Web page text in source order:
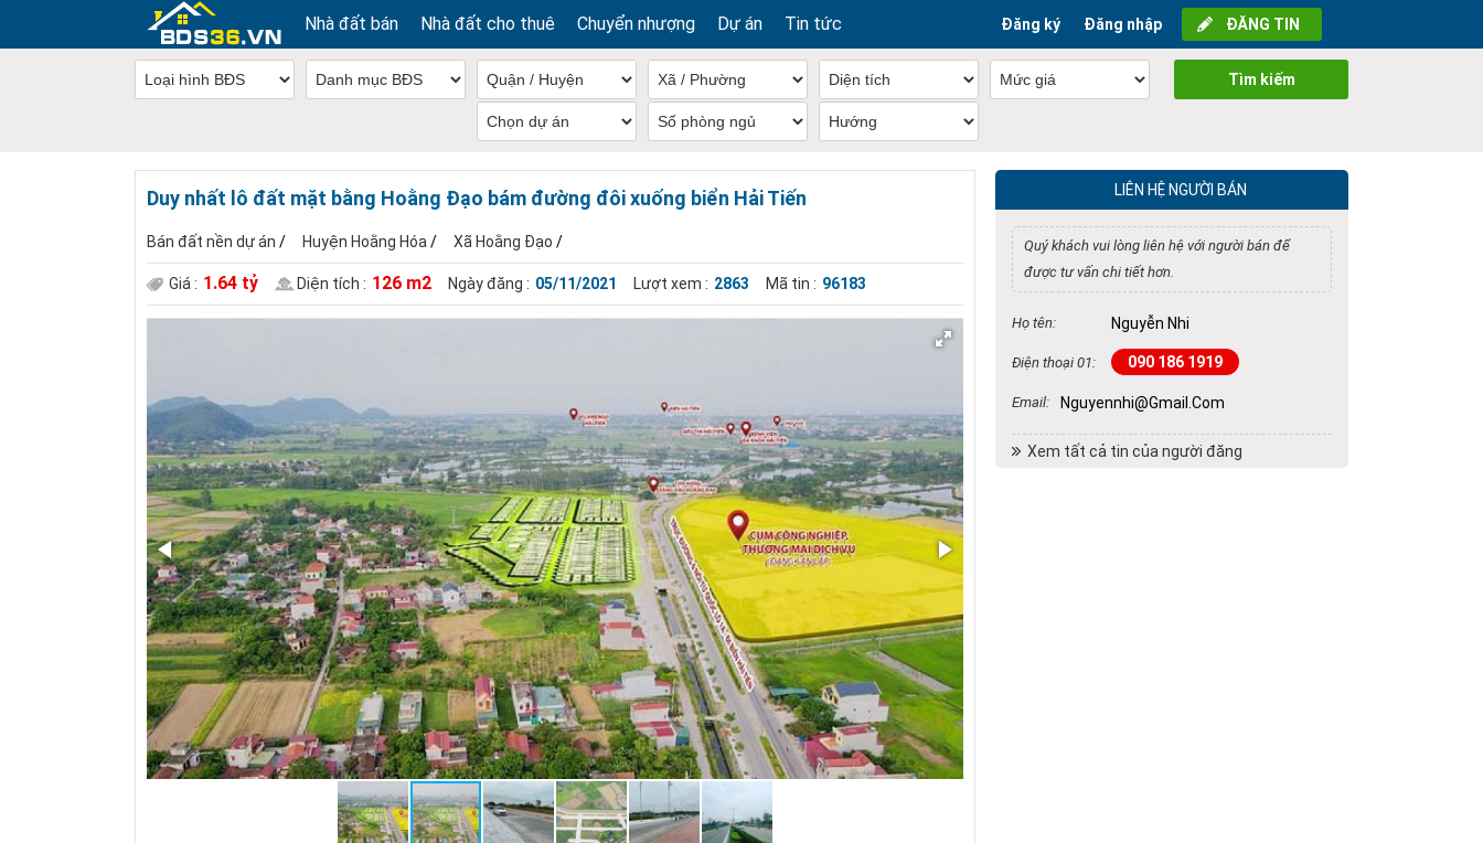
Nhà đất bán Nhà đất cho thuê Chuyển nhượng Dự án Tin tức ĐĂNG TIN
Đăng nhập
Đăng ký
Tìm kiếm
Duy nhất lô đất mặt bằng Hoằng Đạo bám đường đôi xuống biển Hải Tiến
Bán đất nền dự án / Huyện Hoằng Hóa / Xã Hoằng Đạo /
Giá : 1.64 tỷ Diện tích : 126 m2 Ngày đăng : 05/11/2021 Lượt xem : 2863 Mã tin : 96183
LIÊN HỆ NGƯỜI BÁN
Quý khách vui lòng liên hệ với người bán để
được tư vấn chi tiết hơn.
Họ tên: Nguyễn Nhi
Điện thoại 01: 090 186 1919
Email: Nguyennhi@gmail.com
Xem tất cả tin của người đăng